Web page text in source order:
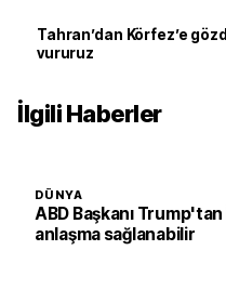
Tahran’dan Körfez’e
vururuz
İlgili Haberler
DÜNYA
ABD Başkanı Trump'tan
anlaşma sağlanabilir